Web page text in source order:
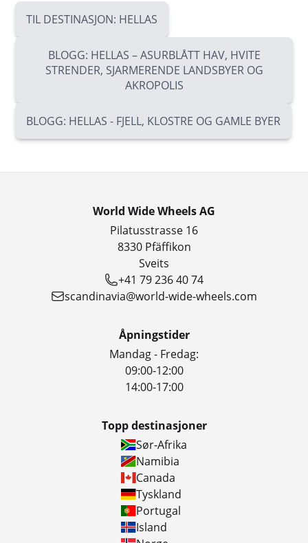
TIL DESTINASJON: HELLAS
BLOGG: HELLAS – ASURBLÅTT HAV, HVITE
STRENDER, SJARMERENDE LANDSBYER OG
AKROPOLIS
BLOGG: HELLAS - FJELL, KLOSTRE OG GAMLE BYER
World Wide Wheels AG
Pilatusstrasse 16
8330 Pfäffikon
Sveits
+41 79 236 40 74
scandinavia@world-wide-wheels.com
Åpningstider
Mandag - Fredag:
09:00-12:00
14:00-17:00
Topp destinasjoner
Sør-Afrika
Namibia
Canada
Tyskland
Portugal
Island